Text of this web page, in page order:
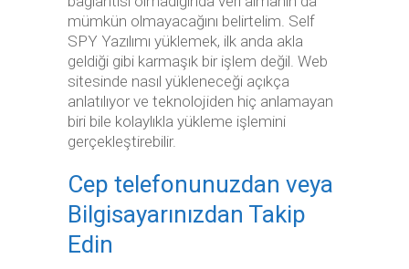
mümkün olmayacağını belirtelim. Self
SPY Yazılımı yüklemek, ilk anda akla
geldiği gibi karmaşık bir işlem değil. Web
sitesinde nasıl yükleneceği açıkça
anlatılıyor ve teknolojiden hiç anlamayan
biri bile kolaylıkla yükleme işlemini
gerçekleştirebilir.
Cep telefonunuzdan veya
Bilgisayarınızdan Takip
Edin